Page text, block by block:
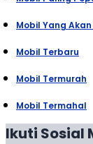
Mobil Yang
Mobil Terbaru
Mobil Termurah
Mobil Termahal
Ikuti Sosial